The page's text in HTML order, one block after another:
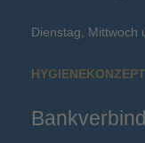
Dienstag, Mittwoch
HYGIENEKONZEPT